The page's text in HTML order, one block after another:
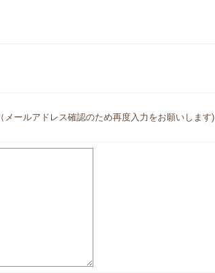
（メールアドレス確認のため再度入力をお願いします)